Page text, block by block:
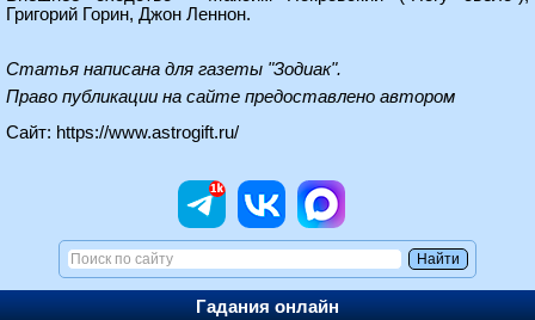
Григорий Горин, Джон Леннон.
Статья написана для газеты "Зодиак".
Право публикации на сайте предоставлено автором
Сайт: https://www.astrogift.ru/
Гадания онлайн